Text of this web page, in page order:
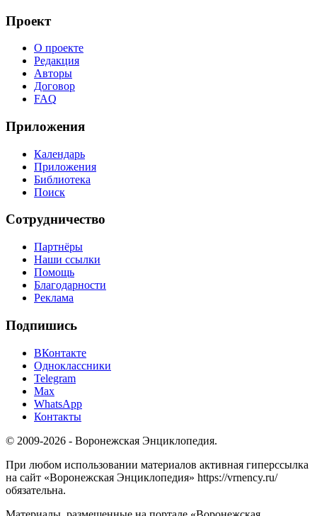
Проект
О проекте
Редакция
Авторы
Договор
FAQ
Приложения
Календарь
Приложения
Библиотека
Поиск
Сотрудничество
Партнёры
Наши ссылки
Помощь
Благодарности
Реклама
Подпишись
ВКонтакте
Одноклассники
Telegram
Max
WhatsApp
Контакты
© 2009-2026 - Воронежская Энциклопедия.
При любом использовании материалов активная гиперссылка
на сайт «Воронежская Энциклопедия» https://vrnency.ru/
обязательна.